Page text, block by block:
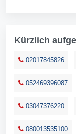
Kürzlich
02017845826
052469396087
03047376220
080013535100